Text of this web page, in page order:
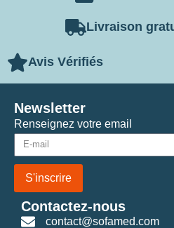
Livraison
Avis Vérifiés
Renseignez votre email
S'inscrire
Newsletter
Contactez-nous
contact@sofamed.com